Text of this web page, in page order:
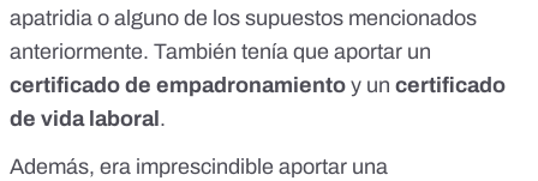
apatridia o alguno de los supuestos mencionados
anteriormente. También tenía que aportar un
certificado de empadronamiento y un certificado
de vida laboral.
Además, era imprescindible aportar una